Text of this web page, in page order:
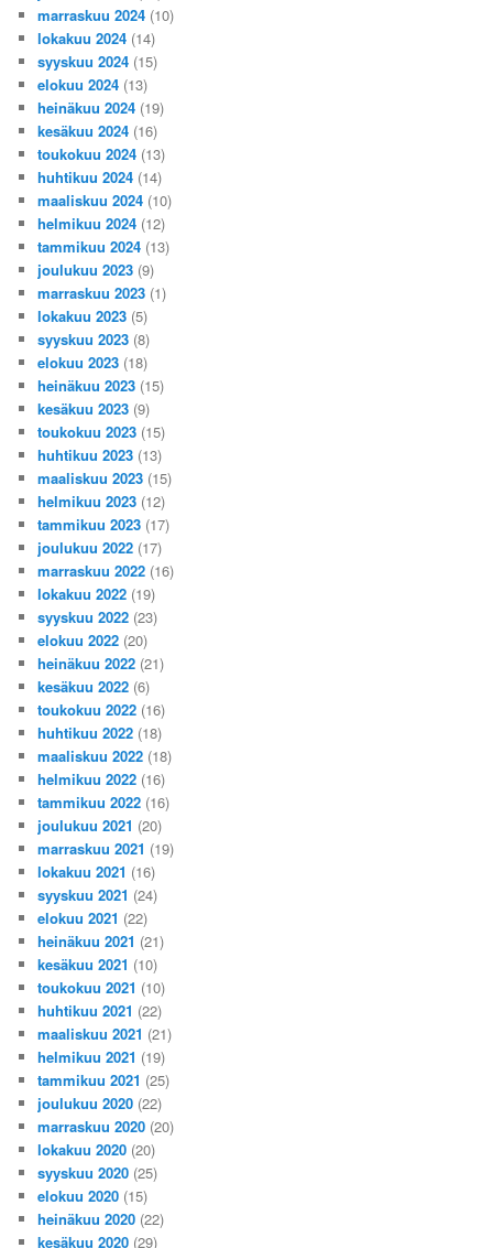
marraskuu 2024 (10)
lokakuu 2024 (14)
syyskuu 2024 (15)
elokuu 2024 (13)
heinäkuu 2024 (19)
kesäkuu 2024 (16)
toukokuu 2024 (13)
huhtikuu 2024 (14)
maaliskuu 2024 (10)
helmikuu 2024 (12)
tammikuu 2024 (13)
joulukuu 2023 (9)
marraskuu 2023 (1)
lokakuu 2023 (5)
syyskuu 2023 (8)
elokuu 2023 (18)
heinäkuu 2023 (15)
kesäkuu 2023 (9)
toukokuu 2023 (15)
huhtikuu 2023 (13)
maaliskuu 2023 (15)
helmikuu 2023 (12)
tammikuu 2023 (17)
joulukuu 2022 (17)
marraskuu 2022 (16)
lokakuu 2022 (19)
syyskuu 2022 (23)
elokuu 2022 (20)
heinäkuu 2022 (21)
kesäkuu 2022 (6)
toukokuu 2022 (16)
huhtikuu 2022 (18)
maaliskuu 2022 (18)
helmikuu 2022 (16)
tammikuu 2022 (16)
joulukuu 2021 (20)
marraskuu 2021 (19)
lokakuu 2021 (16)
syyskuu 2021 (24)
elokuu 2021 (22)
heinäkuu 2021 (21)
kesäkuu 2021 (10)
toukokuu 2021 (10)
huhtikuu 2021 (22)
maaliskuu 2021 (21)
helmikuu 2021 (19)
tammikuu 2021 (25)
joulukuu 2020 (22)
marraskuu 2020 (20)
lokakuu 2020 (20)
syyskuu 2020 (25)
elokuu 2020 (15)
heinäkuu 2020 (22)
kesäkuu 2020 (29)